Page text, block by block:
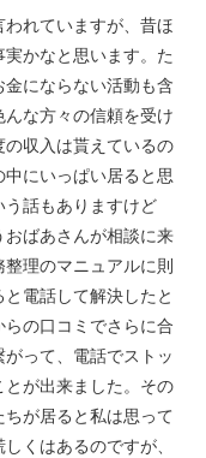
れていますが、昔ほ
かなと思います。た
にならない活動も含
な方々の信頼を受け
収入は貰えているの
にいっぱい居ると思
話もありますけど
ばあさんが相談に来
理のマニュアルに則
電話して解決したと
の口コミでさらに合
って、電話でストッ
が出来ました。その
が居ると私は思って
くはあるのですが、